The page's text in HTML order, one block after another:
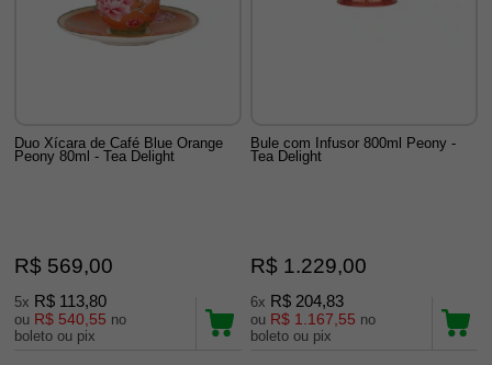
Duo Xícara de Café Blue Orange
Peony 80ml - Tea Delight
R$ 569,00
5x R$ 113,80
ou R$ 540,55 no
boleto ou pix
Bule com Infusor 800ml Peony -
Tea Delight
R$ 1.229,00
6x R$ 204,83
ou R$ 1.167,55 no
boleto ou pix